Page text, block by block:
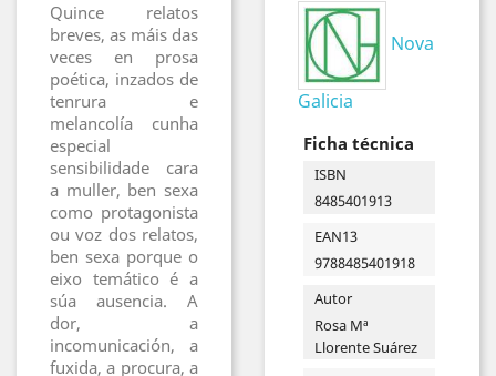
Quince relatos
breves, as máis das
veces en prosa
poética, inzados de
tenrura e
melancolía cunha
especial
sensibilidade cara
a muller, ben sexa
como protagonista
ou voz dos relatos,
ben sexa porque o
eixo temático é a
súa ausencia. A
dor, a
incomunicación, a
fuxida, a procura, a
Nova
Galicia
Ficha técnica
ISBN
8485401913
EAN13
9788485401918
Autor
Rosa Mª
Llorente Suárez